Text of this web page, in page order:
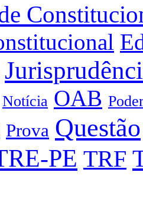
Notícia OAB
Prova Questão
PE TRF